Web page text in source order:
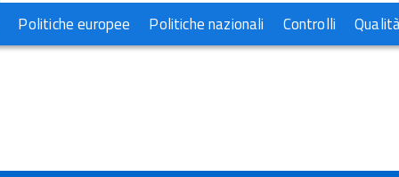
Politiche europee Politiche nazionali Controlli